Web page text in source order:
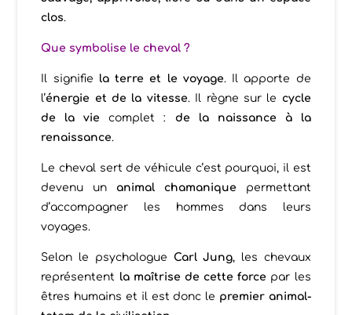
clos.
Que symbolise le cheval ?
Il signifie la terre et le voyage. Il apporte de
l’énergie et de la vitesse. Il règne sur le cycle
de la vie complet : de la naissance à la
renaissance.
Le cheval sert de véhicule c’est pourquoi, il est
devenu un animal chamanique permettant
d’accompagner les hommes dans leurs
voyages.
Selon le psychologue Carl Jung, les chevaux
représentent la maîtrise de cette force par les
êtres humains et il est donc le premier animal-